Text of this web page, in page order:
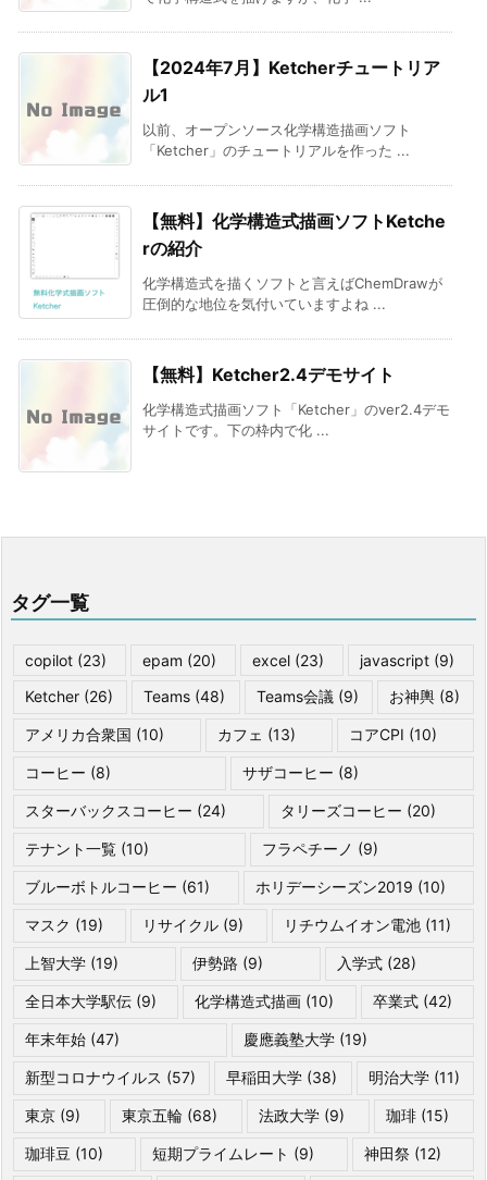
【2024年7月】Ketcherチュートリア
ル1
以前、オープンソース化学構造描画ソフト
「Ketcher」のチュートリアルを作った ...
【無料】化学構造式描画ソフトKetche
rの紹介
化学構造式を描くソフトと言えばChemDrawが
圧倒的な地位を気付いていますよね ...
【無料】Ketcher2.4デモサイト
化学構造式描画ソフト「Ketcher」のver2.4デモ
サイトです。下の枠内で化 ...
タグ一覧
copilot (23) epam (20) excel (23) javascript (9)
Ketcher (26) Teams (48) Teams会議 (9) お神輿(8)
アメリカ合衆国 (10) カフェ (13) コアCPI (10)
コーヒー (8) サザコーヒー (8)
スターバックスコーヒー (24) タリーズコーヒー (20)
テナント一覧 (10) フラペチーノ (9)
ブルーボトルコーヒー (61) ホリデーシーズン2019 (10)
マスク (19) リサイクル (9) リチウムイオン電池(11)
上智大学 (19) 伊勢路 (9) 入学式 (28)
全日本大学駅伝 (9) 化学構造式描画 (10) 卒業式(42)
年末年始 (47) 慶應義塾大学(19)
新型コロナウイルス (57) 早稲田大学 (38) 明治大学(11)
東京 (9) 東京五輪 (68) 法政大学 (9) 珈琲 (15)
珈琲豆 (10) 短期プライムレート (9) 神田祭(12)